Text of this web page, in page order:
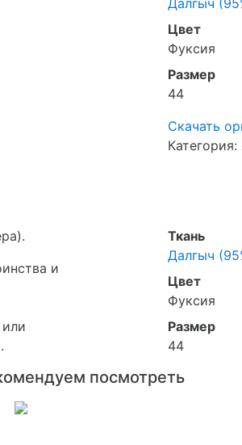
Цвет
Фуксия
Размер
44
Скачать
Категория:
и
Ткань
Далгыч
Цвет
Фуксия
Размер
44
посмотреть